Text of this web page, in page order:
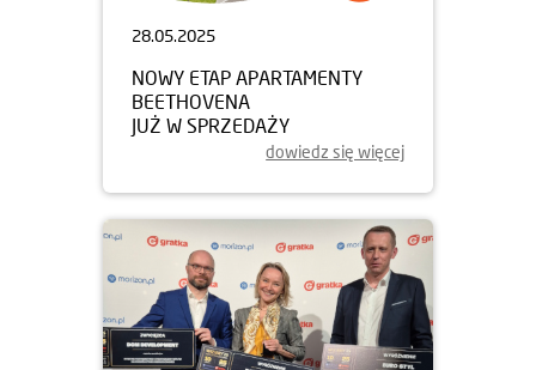
28.05.2025
NOWY ETAP APARTAMENTY
BEETHOVENA
JUŻ W SPRZEDAŻY
dowiedz się więcej